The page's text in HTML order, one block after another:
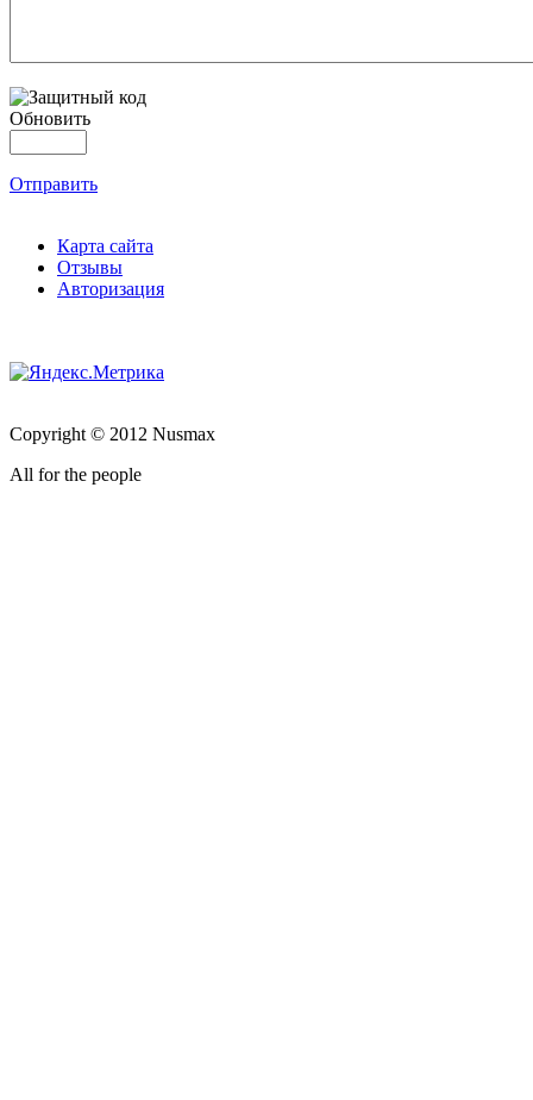
Обновить
Отправить
Карта сайта
Отзывы
Авторизация
Copyright © 2012 Nusmax
All for the people